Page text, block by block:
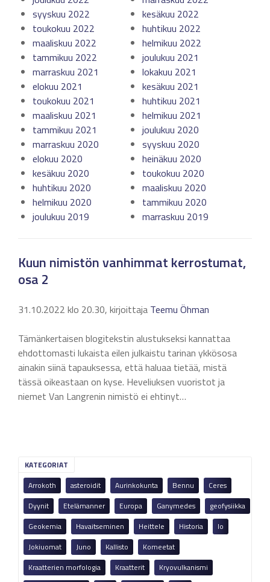
KATEGORIAT
Arrokoth
asteroidit Aurinkokunta Bennu
Ceres
Dyynit
Etelämanner Europa Ganymedes
geofysiikka
Geokemia
Havaitseminen Heittele Historia
Io
Jokiuomat
Juno Kallisto
Komeetat
Kraatterien morfologia
Kraatterit Kryovulkanismi
syyskuu 2022
kesäkuu 2022
toukokuu 2022
huhtikuu 2022
maaliskuu 2022
helmikuu 2022
tammikuu 2022
joulukuu 2021
marraskuu 2021
lokakuu 2021
elokuu 2021
kesäkuu 2021
toukokuu 2021
huhtikuu 2021
maaliskuu 2021
helmikuu 2021
tammikuu 2021
joulukuu 2020
marraskuu 2020
syyskuu 2020
elokuu 2020
heinäkuu 2020
kesäkuu 2020
toukokuu 2020
huhtikuu 2020
maaliskuu 2020
helmikuu 2020
tammikuu 2020
joulukuu 2019
marraskuu 2019
Kuun nimistön vanhimmat kerrostumat,
osa 2
31.10.2022 klo 20.30, kirjoittaja Teemu Öhman
Tämänkertaisen blogitekstin alustukseksi kannattaa
ehdottomasti lukaista eilen julkaistu tarinan ykkösosa
ainakin siinä tapauksessa, että haluaa tietää, mistä
tässä oikeastaan on kyse. Heveliuksen vuoristot ja
niemet Van Langrenin nimistö ei ehtinyt…